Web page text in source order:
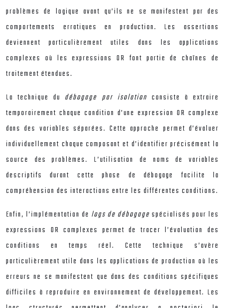
problèmes de logique avant qu’ils ne se manifestent par des
comportements erratiques en production. Les assertions
deviennent particulièrement utiles dans les applications
complexes où les expressions OR font partie de chaînes de
traitement étendues.
La technique du débogage par isolation consiste à extraire
temporairement chaque condition d’une expression OR complexe
dans des variables séparées. Cette approche permet d’évaluer
individuellement chaque composant et d’identifier précisément la
source des problèmes. L’utilisation de noms de variables
descriptifs durant cette phase de débogage facilite la
compréhension des interactions entre les différentes conditions.
Enfin, l’implémentation de logs de débogage spécialisés pour les
expressions OR complexes permet de tracer l’évaluation des
conditions en temps réel. Cette technique s’avère
particulièrement utile dans les applications de production où les
erreurs ne se manifestent que dans des conditions spécifiques
difficiles à reproduire en environnement de développement. Les